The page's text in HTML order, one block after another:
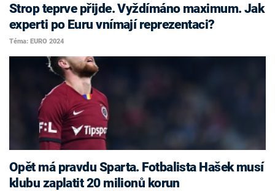
Strop teprve přijde. Vyždímáno maximum. Jak
experti po Euru vnímají reprezentaci?
Téma: EURO 2024
Opět má pravdu Sparta. Fotbalista Hašek musí
klubu zaplatit 20 milionů korun